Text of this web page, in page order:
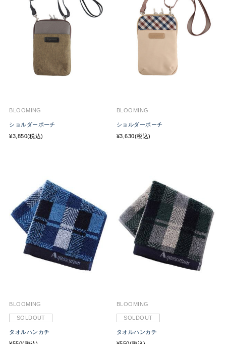
BLOOMING
ショルダーポーチ
¥3,850(税込)
BLOOMING
ショルダーポーチ
¥3,630(税込)
BLOOMING
SOLDOUT
タオルハンカチ
BLOOMING
SOLDOUT
タオルハンカチ